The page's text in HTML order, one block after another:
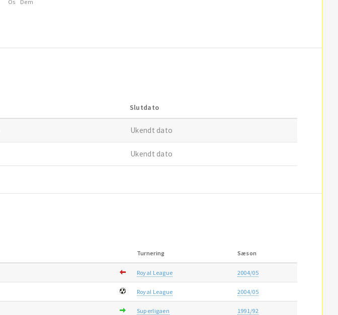
Os Dem
Slutdato
Ukendt dato
Ukendt dato
Turnering Sæson
Royal League 2004/05
Royal League 2004/05
Superligaen 1991/92